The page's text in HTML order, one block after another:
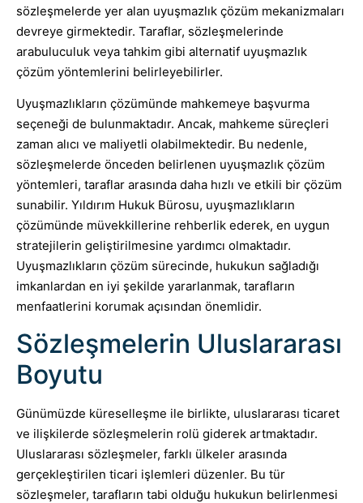
sözleşmelerde yer alan uyuşmazlık çözüm mekanizmaları
devreye girmektedir. Taraflar, sözleşmelerinde
arabuluculuk veya tahkim gibi alternatif uyuşmazlık
çözüm yöntemlerini belirleyebilirler.
Uyuşmazlıkların çözümünde mahkemeye başvurma
seçeneği de bulunmaktadır. Ancak, mahkeme süreçleri
zaman alıcı ve maliyetli olabilmektedir. Bu nedenle,
sözleşmelerde önceden belirlenen uyuşmazlık çözüm
yöntemleri, taraflar arasında daha hızlı ve etkili bir çözüm
sunabilir. Yıldırım Hukuk Bürosu, uyuşmazlıkların
çözümünde müvekkillerine rehberlik ederek, en uygun
stratejilerin geliştirilmesine yardımcı olmaktadır.
Uyuşmazlıkların çözüm sürecinde, hukukun sağladığı
imkanlardan en iyi şekilde yararlanmak, tarafların
menfaatlerini korumak açısından önemlidir.
Sözleşmelerin Uluslararası
Boyutu
Günümüzde küreselleşme ile birlikte, uluslararası ticaret
ve ilişkilerde sözleşmelerin rolü giderek artmaktadır.
Uluslararası sözleşmeler, farklı ülkeler arasında
gerçekleştirilen ticari işlemleri düzenler. Bu tür
sözleşmeler, tarafların tabi olduğu hukukun belirlenmesi